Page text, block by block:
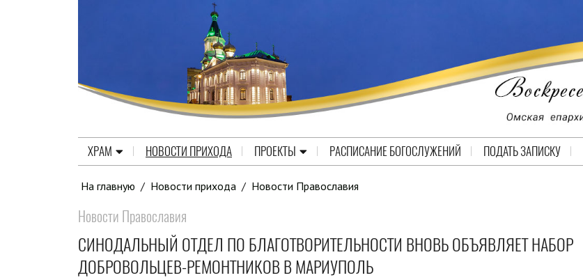
ХРАМ НОВОСТИ ПРИХОДА ПРОЕКТЫ РАСПИСАНИЕ БОГОСЛУЖЕНИЙ ПОДАТЬ ЗАПИСКУ
На главную / Новости прихода / Новости Православия
Новости Православия
СИНОДАЛЬНЫЙ ОТДЕЛ ПО БЛАГОТВОРИТЕЛЬНОСТИ ВНОВЬ ОБЪЯВЛЯЕТ НАБОР
ДОБРОВОЛЬЦЕВ-РЕМОНТНИКОВ В МАРИУПОЛЬ